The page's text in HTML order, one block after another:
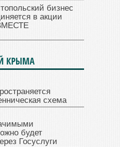
бизнес
в акции
КРЫМА
схема
будет
Госуслуги